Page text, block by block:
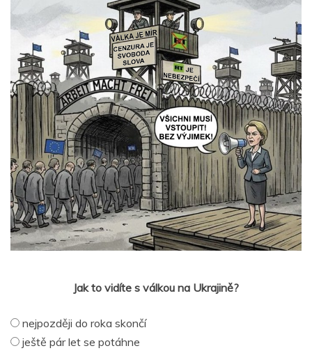
Jak to vidíte s válkou na Ukrajině?
nejpozději do roka skončí
ještě pár let se potáhne